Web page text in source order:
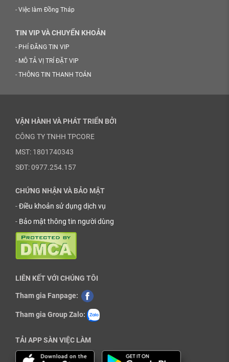
- Việc làm Đồng Tháp
TIN VIP VÀ CHUYỂN KHOẢN
- PHÍ ĐĂNG TIN VIP
- MÔ TẢ VỊ TRÍ ĐẶT VIP
- THÔNG TIN THANH TOÁN
VẬN HÀNH VÀ PHÁT TRIỂN BỞI
CÔNG TY TNHH TPCORE
MST: 1801740343
SĐT: 0977.254.157
CHỨNG NHẬN VÀ BẢO MẬT
-Điều khoản sử dụng dịch vụ
- Bảo mật thông tin người dùng
LIÊN KẾT VỚI CHÚNG TÔI
Tham gia Fanpage:
Tham gia Group Zalo:
TẢI APP SÀN VIỆC LÀM